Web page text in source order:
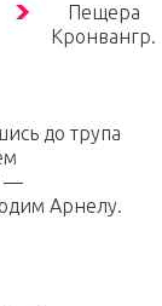
Пещера
Кронвангр.
до трупа
—
Арнелу.